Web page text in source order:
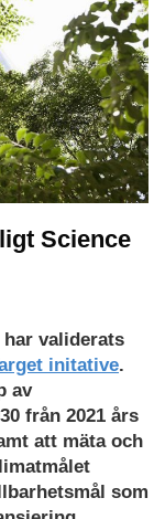
Science
validerats
initative.
av
från 2021 års
att mäta och
som